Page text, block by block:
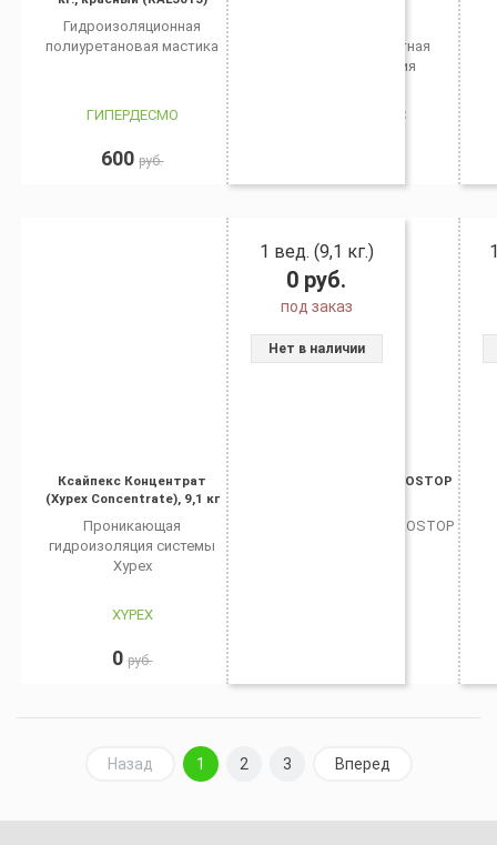
Гидроизоляционная
полиуретановая мастика
ГИПЕРДЕСМО
600руб.
полимерцементная
гидроизоляция
ГИДРОТЭКС
Ксайпекс Концентрат
(Xypex Concentrate), 9,1 кг
Проникающая
гидроизоляция системы
Xypex
XYPEX
0руб.
1 вед. (9,1 кг.)
0 руб.
под заказ
Нет в наличии
Гидростоп 94 (HIDROSTOP
Гидростоп 94 (HIDROSTOP
Назад 1 2 3 Вперед